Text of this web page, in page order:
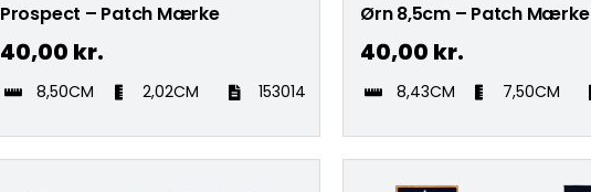
Prospect – Patch Mærke
40,00 kr.
8,50CM 2,02CM 153014
Ørn 8,5cm – Patch Mærke
40,00 kr.
8,43CM 7,50CM